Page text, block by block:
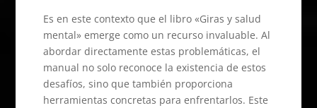
Es en este contexto que el libro «Giras y salud
mental» emerge como un recurso invaluable. Al
abordar directamente estas problemáticas, el
manual no solo reconoce la existencia de estos
desafíos, sino que también proporciona
herramientas concretas para enfrentarlos. Este